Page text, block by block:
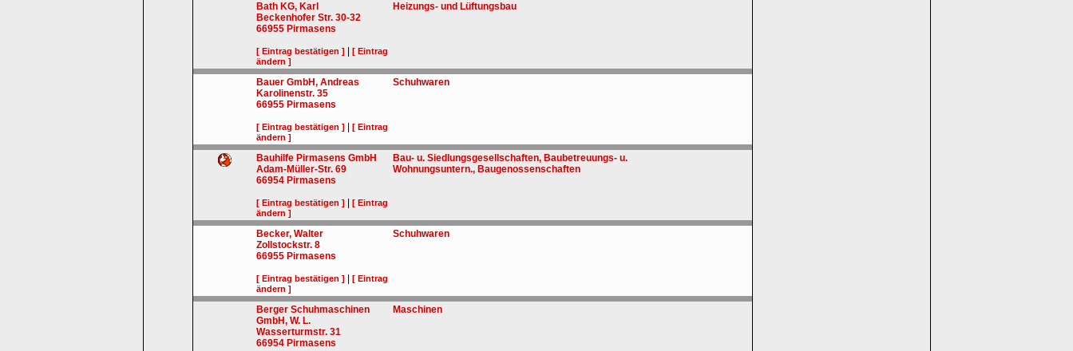
Bath KG, Karl
Beckenhofer Str. 30-32
66955 Pirmasens
[ Eintrag bestätigen ]
[ Eintrag
ändern ]
Heizungs- und Lüftungsbau
Bauer GmbH, Andreas
Karolinenstr. 35
66955 Pirmasens
[ Eintrag bestätigen ]
[ Eintrag
ändern ]
Schuhwaren
Bauhilfe Pirmasens GmbH
Adam-Müller-Str. 69
66954 Pirmasens
[ Eintrag bestätigen ]
[ Eintrag
ändern ]
Bau- u. Siedlungsgesellschaften, Baubetreuungs- u.
Wohnungsuntern., Baugenossenschaften
Becker, Walter
Zollstockstr. 8
66955 Pirmasens
[ Eintrag bestätigen ]
[ Eintrag
ändern ]
Schuhwaren
Berger Schuhmaschinen
GmbH, W. L.
Wasserturmstr. 31
66954 Pirmasens
Maschinen